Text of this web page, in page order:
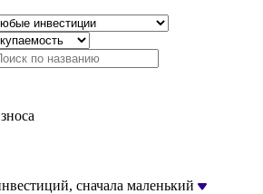
сначала маленький